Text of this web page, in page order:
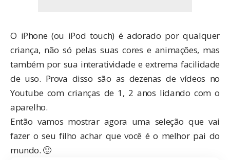
O iPhone (ou iPod touch) é adorado por qualquer
criança, não só pelas suas cores e animações, mas
também por sua interatividade e extrema facilidade
de uso. Prova disso são as dezenas de vídeos no
Youtube com crianças de 1, 2 anos lidando com o
aparelho.
Então vamos mostrar agora uma seleção que vai
fazer o seu filho achar que você é o melhor pai do
mundo. 🙂